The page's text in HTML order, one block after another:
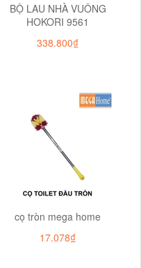
BỘ LAU NHÀ VUÔNG
HOKORI 9561
338.800₫
cọ tròn mega home
17.078₫